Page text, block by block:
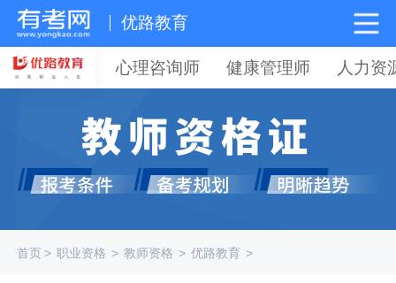
优路教育
心理咨询师 健康管理师 人力资
首页> 职业资格 > 教师资格 > 优路教育 >